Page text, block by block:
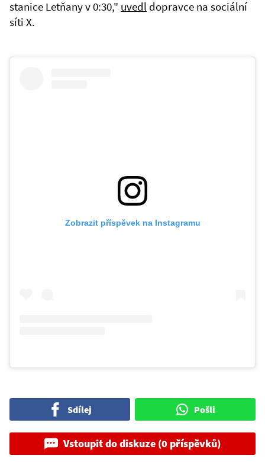
stanice Letňany v 0:30," uvedl dopravce na sociální
síti X.
Zobrazit příspěvek na Instagramu
Sdílej Pošli
Vstoupit do diskuze (0 příspěvků)